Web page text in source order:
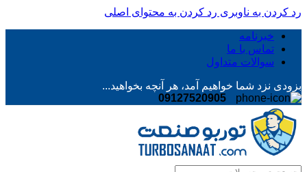
رد کردن به ناوبری رد کردن به محتوای اصلی
خبرنامه
تماس با ما
سوالات متداول
بزودی نزد شما خواهیم آمد، هر آنچه بخواهید...
09127520905